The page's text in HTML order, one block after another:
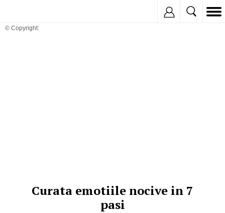
© Copyright:
Curata emotiile nocive in 7
pasi